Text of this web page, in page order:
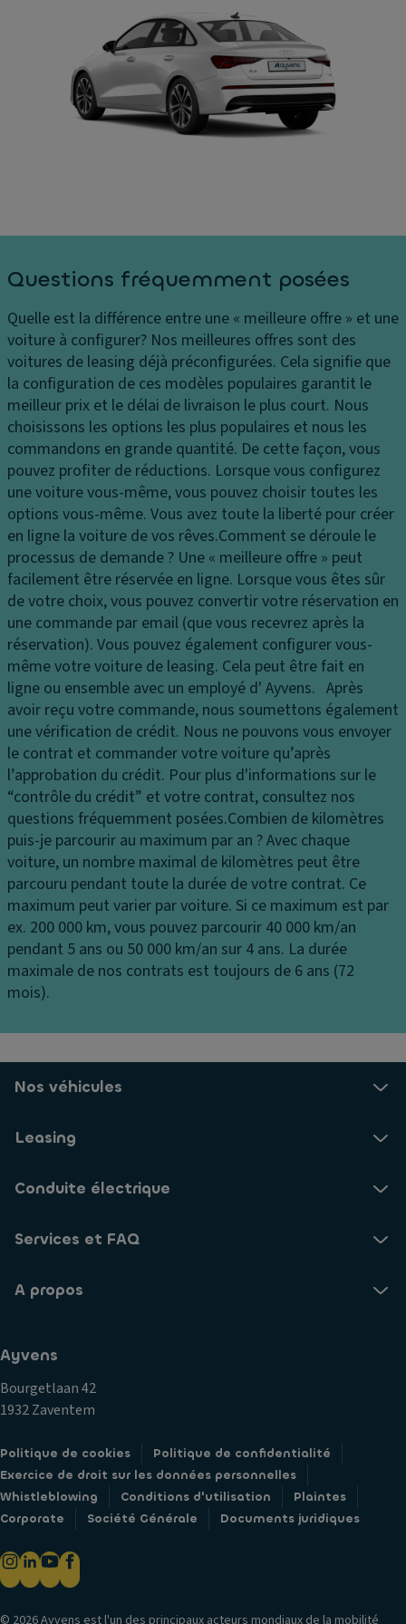
o
tr
ôl
e
d
e
s
p
h
ar
e
s
E
cl
ai
ra
g
e
la
t
ér
al
F
e
u
x
d
e
jo
ur
ai
rb
g
s
ri
a
x
t
u
C
n
d
m
n
a
ti
o
n
c
e
cl
ra
g
e
d'
a
c
c
u
ei
l
M
ir
oi
r
d
e
c
o
ur
t
oi
si
e
Ai
d
e
a
u
st
a
ti
o
n
e
m
e
ni
s
g
a
pi
s
e
s
ol
P
e
u
in
ér
ur
e
s
C
a
p
a
ci
t
é
d
u
c
of
f
re
B
oî
t
e
d
e
vi
t
e
s
s
e
s
A
n
p
a
ti
g
E
P
o
e
e
m
a
y
a
g
m
a
Questions fréquemment posées
Quelle est la différence entre une « meilleure offre » et une
voiture à configurer? Nos meilleures offres sont des
voitures de leasing déjà préconfigurées. Cela signifie que
la configuration de ces modèles populaires garantit le
meilleur prix et le délai de livraison le plus court. Nous
choisissons les options les plus populaires et nous les
commandons en grande quantité. De cette façon, vous
pouvez profiter de réductions. Lorsque vous configurez
une voiture vous-même, vous pouvez choisir toutes les
options vous-même. Vous avez toute la liberté pour créer
en ligne la voiture de vos rêves.Comment se déroule le
processus de demande ? Une « meilleure offre » peut
facilement être réservée en ligne. Lorsque vous êtes sûr
de votre choix, vous pouvez convertir votre réservation en
une commande par email (que vous recevrez après la
réservation). Vous pouvez également configurer vous-
même votre voiture de leasing. Cela peut être fait en
ligne ou ensemble avec un employé d' Ayvens. Après
avoir reçu votre commande, nous soumettons également
une vérification de crédit. Nous ne pouvons vous envoyer
le contrat et commander votre voiture qu’après
l’approbation du crédit. Pour plus d'informations sur le
“contrôle du crédit” et votre contrat, consultez nos
questions fréquemment posées.Combien de kilomètres
puis-je parcourir au maximum par an ?Avec chaque
voiture, un nombre maximal de kilomètres peut être
parcouru pendant toute la durée de votre contrat. Ce
maximum peut varier par voiture. Si ce maximum est par
ex. 200 000 km, vous pouvez parcourir 40 000 km/an
pendant 5 ans ou 50 000 km/an sur 4 ans. La durée
maximale de nos contrats est toujours de 6 ans (72
mois).
Nos véhicules
Leasing
Conduite électrique
Services et FAQ
A propos
Ayvens
Bourgetlaan 42
1932 Zaventem
Politique de cookies
Politique de confidentialité
Exercice de droit sur les données personnelles
Whistleblowing
Conditions d'utilisation
Plaintes
Corporate
Société Générale Documents juridiques